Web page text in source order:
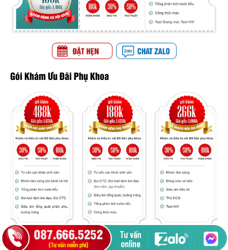
Gói Khám Ưu Đãi Phụ Khoa